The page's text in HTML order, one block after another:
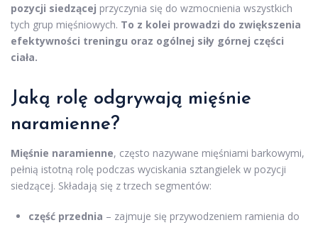
pozycji siedzącej przyczynia się do wzmocnienia wszystkich
tych grup mięśniowych. To z kolei prowadzi do zwiększenia
efektywności treningu oraz ogólnej siły górnej części
ciała.
Jaką rolę odgrywają mięśnie
naramienne?
Mięśnie naramienne, często nazywane mięśniami barkowymi,
pełnią istotną rolę podczas wyciskania sztangielek w pozycji
siedzącej. Składają się z trzech segmentów:
część przednia – zajmuje się przywodzeniem ramienia do